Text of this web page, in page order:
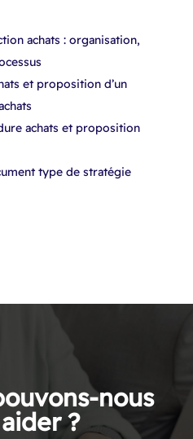
achats : organisation,
et proposition d’un
achats et proposition
type de stratégie
nous
?